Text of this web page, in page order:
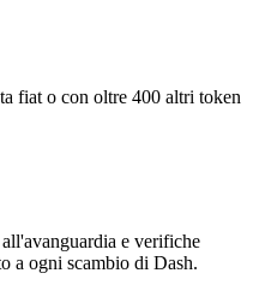
fiat o con oltre 400 altri token
e verifiche
a ogni scambio di Dash.